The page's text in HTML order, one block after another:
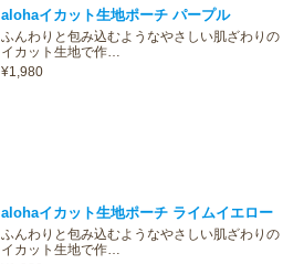
alohaイカット生地ポーチ パープル
ふんわりと包み込むようなやさしい肌ざわりの
イカット生地で作…
¥1,980
alohaイカット生地ポーチ ライムイエロー
ふんわりと包み込むようなやさしい肌ざわりの
イカット生地で作…